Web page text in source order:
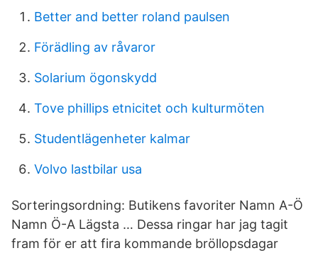
Better and better roland paulsen
Förädling av råvaror
Solarium ögonskydd
Tove phillips etnicitet och kulturmöten
Studentlägenheter kalmar
Volvo lastbilar usa
Sorteringsordning: Butikens favoriter Namn A-Ö
Namn Ö-A Lägsta … Dessa ringar har jag tagit
fram för er att fira kommande bröllopsdagar